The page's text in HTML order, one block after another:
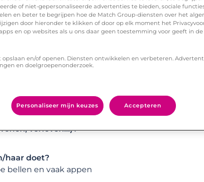
verloven…)?
haar doet?
bellen en vaak appen
of niet-gepersonaliseerde advertenties te bieden, sociale
en beter te begrijpen hoe de Match Group-diensten over het
door hieronder te klikken of door op elk moment het
en op websites als u ons daar geen toestemming voor geeft in
en/of openen. Diensten ontwikkelen en verbeteren.
en doelgroepenonderzoek.
Personaliseer mijn keuzes Accepteren